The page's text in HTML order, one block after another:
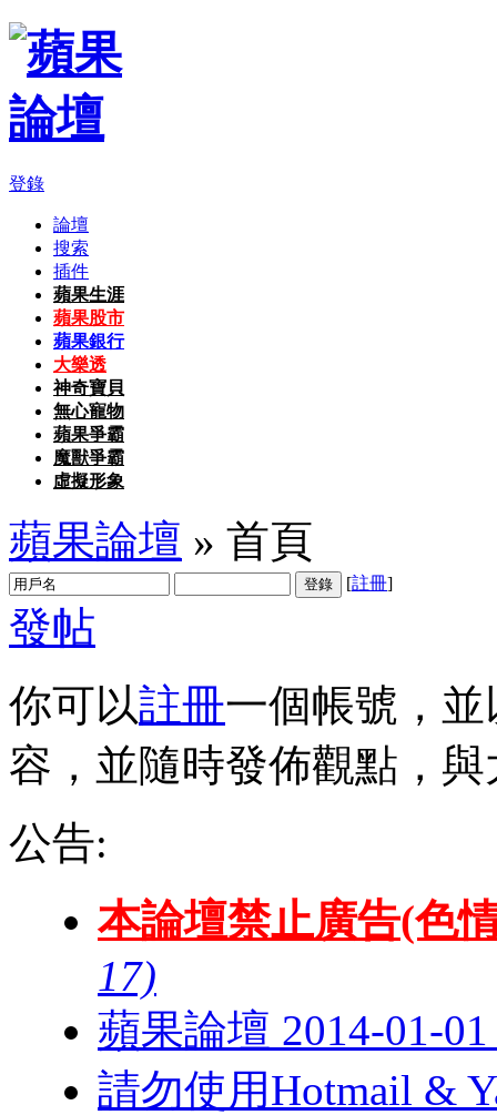
登錄
論壇
搜索
插件
蘋果生涯
蘋果股市
蘋果銀行
大樂透
神奇寶貝
無心寵物
蘋果爭霸
魔獸爭霸
虛擬形象
蘋果論壇 » 首頁
登錄 [註冊]
發帖
你可以註冊一個帳號，並
容，並隨時發佈觀點，
公告:
本論壇禁止廣告(色
17)
蘋果論壇 2014-01-
請勿使用Hotmail &